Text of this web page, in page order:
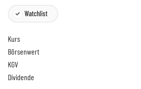
Watchlist
Kurs
Börsenwert
KGV
Dividende